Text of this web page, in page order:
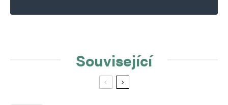
Související